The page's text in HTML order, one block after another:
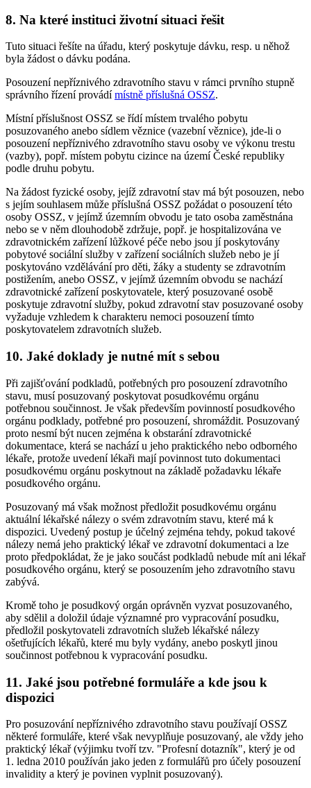
8. Na které instituci životní situaci řešit
Tuto situaci řešíte na úřadu, který poskytuje dávku, resp. u něhož
byla žádost o dávku podána.
Posouzení nepříznivého zdravotního stavu v rámci prvního stupně
správního řízení provádí místně příslušná OSSZ.
Místní příslušnost OSSZ se řídí místem trvalého pobytu
posuzovaného anebo sídlem věznice (vazební věznice), jde-li o
posouzení nepříznivého zdravotního stavu osoby ve výkonu trestu
(vazby), popř. místem pobytu cizince na území České republiky
podle druhu pobytu.
Na žádost fyzické osoby, jejíž zdravotní stav má být posouzen, nebo
s jejím souhlasem může příslušná OSSZ požádat o posouzení této
osoby OSSZ, v jejímž územním obvodu je tato osoba zaměstnána
nebo se v něm dlouhodobě zdržuje, popř. je hospitalizována ve
zdravotnickém zařízení lůžkové péče nebo jsou jí poskytovány
pobytové sociální služby v zařízení sociálních služeb nebo je jí
poskytováno vzdělávání pro děti, žáky a studenty se zdravotním
postižením, anebo OSSZ, v jejímž územním obvodu se nachází
zdravotnické zařízení poskytovatele, který posuzované osobě
poskytuje zdravotní služby, pokud zdravotní stav posuzované osoby
vyžaduje vzhledem k charakteru nemoci posouzení tímto
poskytovatelem zdravotních služeb.
10. Jaké doklady je nutné mít s sebou
Při zajišťování podkladů, potřebných pro posouzení zdravotního
stavu, musí posuzovaný poskytovat posudkovému orgánu
potřebnou součinnost. Je však především povinností posudkového
orgánu podklady, potřebné pro posouzení, shromáždit. Posuzovaný
proto nesmí být nucen zejména k obstarání zdravotnické
dokumentace, která se nachází u jeho praktického nebo odborného
lékaře, protože uvedení lékaři mají povinnost tuto dokumentaci
posudkovému orgánu poskytnout na základě požadavku lékaře
posudkového orgánu.
Posuzovaný má však možnost předložit posudkovému orgánu
aktuální lékařské nálezy o svém zdravotním stavu, které má k
dispozici. Uvedený postup je účelný zejména tehdy, pokud takové
nálezy nemá jeho praktický lékař ve zdravotní dokumentaci a lze
proto předpokládat, že je jako součást podkladů nebude mít ani lékař
posudkového orgánu, který se posouzením jeho zdravotního stavu
zabývá.
Kromě toho je posudkový orgán oprávněn vyzvat posuzovaného,
aby sdělil a doložil údaje významné pro vypracování posudku,
předložil poskytovateli zdravotních služeb lékařské nálezy
ošetřujících lékařů, které mu byly vydány, anebo poskytl jinou
součinnost potřebnou k vypracování posudku.
11. Jaké jsou potřebné formuláře a kde jsou k
dispozici
Pro posuzování nepříznivého zdravotního stavu používají OSSZ
některé formuláře, které však nevyplňuje posuzovaný, ale vždy jeho
praktický lékař (výjimku tvoří tzv. "Profesní dotazník", který je od
1. ledna 2010 používán jako jeden z formulářů pro účely posouzení
invalidity a který je povinen vyplnit posuzovaný).